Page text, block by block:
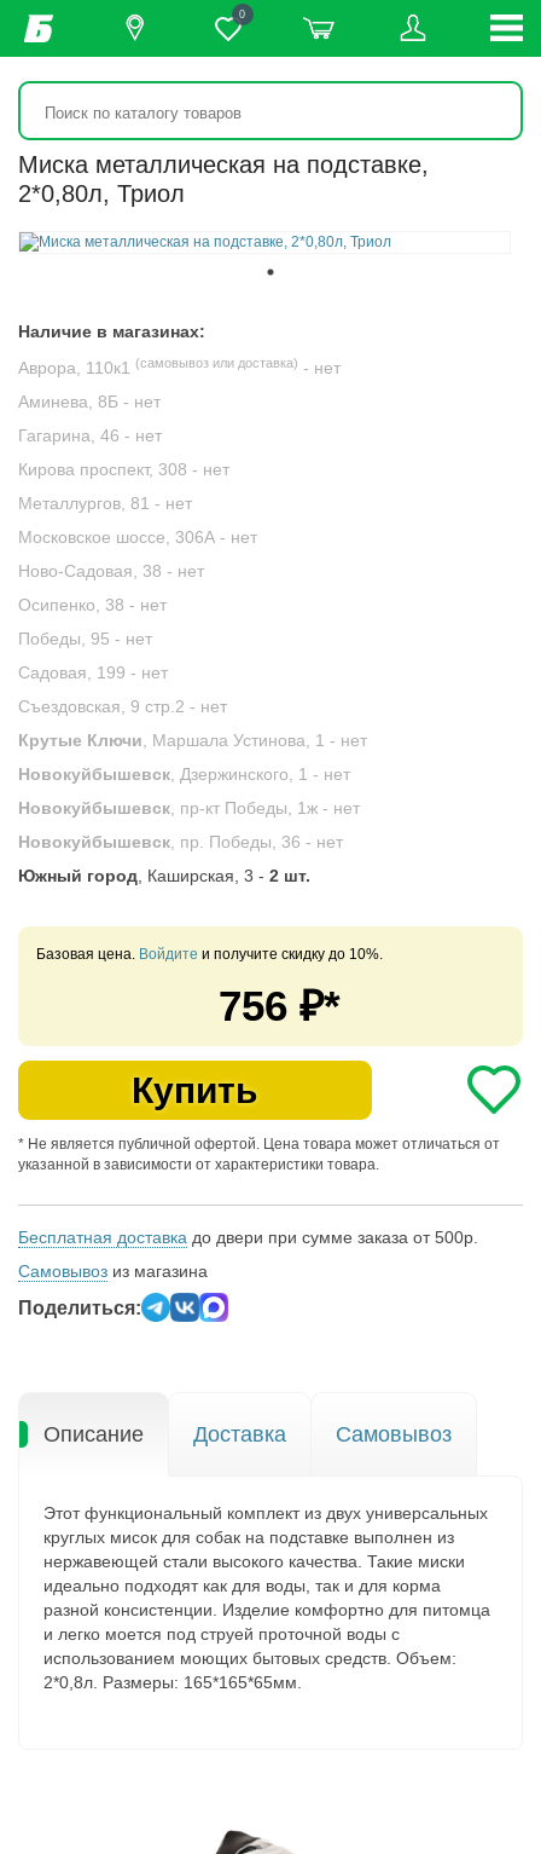
0
Миска металлическая на подставке,
2*0,80л, Триол
Наличие в магазинах:
Аврора, 110к1
(самовывоз или доставка) - нет
Аминева, 8Б - нет
Гагарина, 46 - нет
Кирова проспект, 308 - нет
Металлургов, 81 - нет
Московское шоссе, 306А - нет
Ново-Садовая, 38 - нет
Осипенко, 38 - нет
Победы, 95 - нет
Садовая, 199 - нет
Съездовская, 9 стр.2 - нет
Крутые Ключи , Маршала Устинова, 1 - нет
Новокуйбышевск , Дзержинского, 1 - нет
Новокуйбышевск , пр-кт Победы, 1ж - нет
Новокуйбышевск , пр. Победы, 36 - нет
Южный город , Каширская, 3 - 2 шт.
Базовая цена. Войдите и получите скидку до 10%.
756 ₽*
Купить
* Не является публичной офертой. Цена товара может отличаться от
указанной в зависимости от характеристики товара.
Бесплатная доставка до двери при сумме заказа от 500р.
Самовывоз из магазина
Поделиться:
Описание Доставка Самовывоз
Этот функциональный комплект из двух универсальных
круглых мисок для собак на подставке выполнен из
нержавеющей стали высокого качества. Такие миски
идеально подходят как для воды, так и для корма
разной консистенции. Изделие комфортно для питомца
и легко моется под струей проточной воды с
использованием моющих бытовых средств. Объем:
2*0,8л. Размеры: 165*165*65мм.